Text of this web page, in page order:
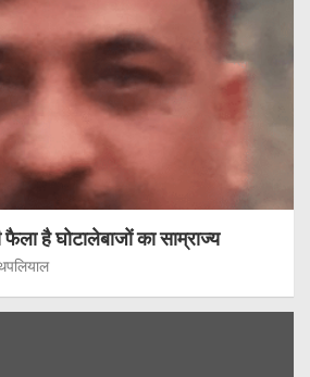
है घोटालेबाजों का साम्राज्य